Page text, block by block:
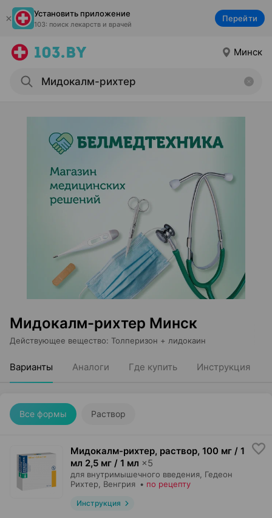
Установить приложение
103: поиск лекарств и врачей
Перейти
Минск
Мидокалм-рихтер Минск
Действующее вещество: Толперизон + лидокаин
Варианты Аналоги Где купить Инструкция
Все формы Раствор
Мидокалм-рихтер, раствор, 100 мг / 1
мл 2,5 мг / 1 мл ×5
для внутримышечного введения, Гедеон
Рихтер , Венгрия • по рецепту
Инструкция